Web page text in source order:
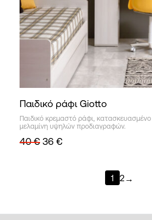
Παιδικό ράφι Giotto
Παιδικό κρεμαστό ράφι,
μελαμίνη υψηλών προδιαγραφών.
40€ 36 €
1 2 →